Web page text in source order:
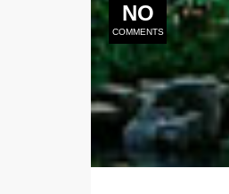
NO
COMMENTS